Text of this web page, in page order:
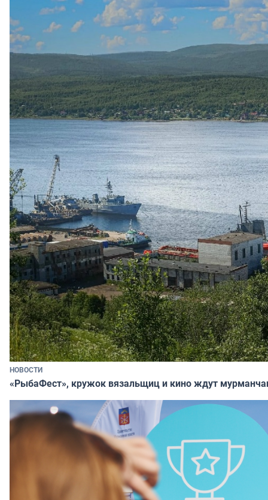
НОВОСТИ
«РыбаФест», кружок вязальщиц и кино ждут